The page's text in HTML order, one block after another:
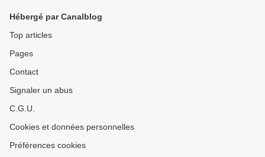
Hébergé par Canalblog
Top articles
Pages
Contact
Signaler un abus
C.G.U.
Cookies et données personnelles
Préférences cookies